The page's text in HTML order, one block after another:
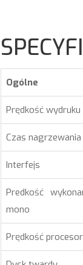
Ogólne
Prędkość wydruku
Czas nagrzewania
Interfejs
Predkość
mono
Prędkość